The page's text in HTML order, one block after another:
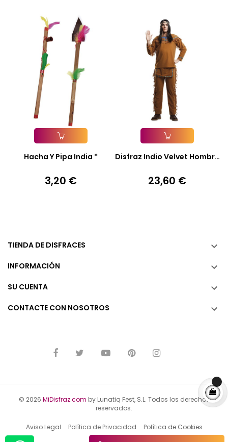
Añadir A La Cesta
Hacha Y Pipa India *
Precio
3,20 €
Añadir A La Cesta
Disfraz Indio Velvet Hombre
Precio
23,60 €
TIENDA DE DISFRACES 
INFORMACIÓN 
SU CUENTA 
CONTACTE CON NOSOTROS 
© 2026 MiDisfraz.com by Lunatiq Fest, S.L. Todos los derechos
reservados.
Aviso Legal Política de Privacidad Política de Cookies